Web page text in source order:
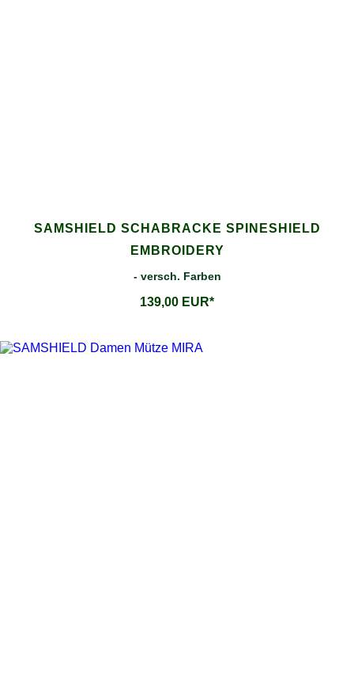
SAMSHIELD SCHABRACKE SPINESHIELD
EMBROIDERY
- versch. Farben
139,00 EUR*